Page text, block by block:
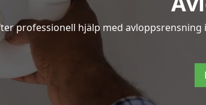
professionell hjälp med